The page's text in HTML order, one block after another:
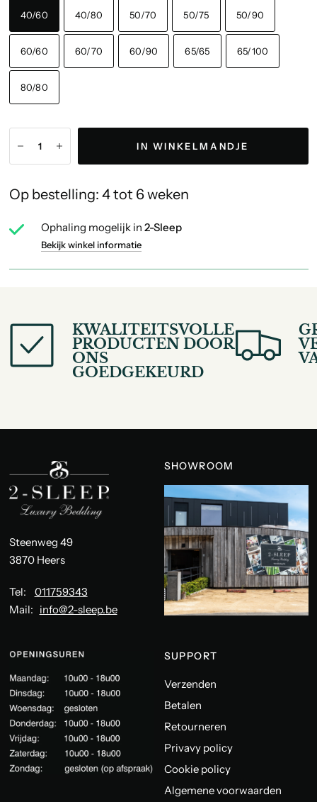
40/60 40/80 50/70 50/75 50/90
60/60 60/70 60/90 65/65 65/100
80/80
IN WINKELMANDJE
Op bestelling: 4 tot 6 weken
Ophaling mogelijk in 2-Sleep
Bekijk winkel informatie
KWALITEITSVOLLE
PRODUCTEN DOOR
ONS
GOEDGEKEURD
Steenweg 49
3870 Heers
Tel: 011759343
Mail: info@2-sleep.be
SHOWROOM
SUPPORT
Verzenden
Betalen
Retourneren
Privavy policy
Cookie policy
Algemene voorwaarden